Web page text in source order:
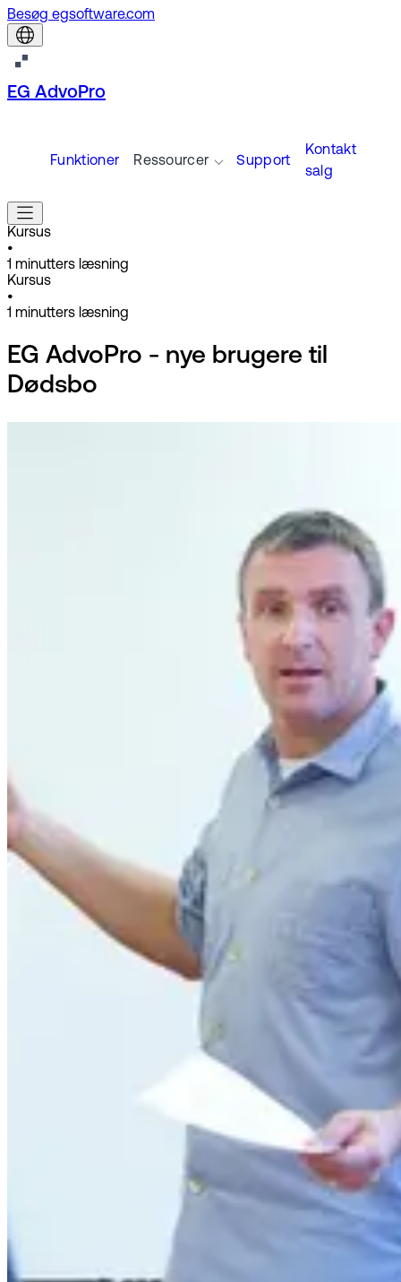
Besøg egsoftware.com
EG AdvoPro
Funktioner Ressourcer Support
Kontakt
salg
Kursus
•
1 minutters læsning
Kursus
•
1 minutters læsning
EG AdvoPro - nye brugere til
Dødsbo